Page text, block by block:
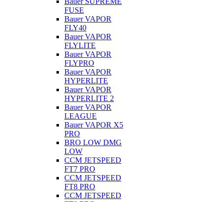
FUSE
Bauer VAPOR
FLY40
Bauer VAPOR
FLYLITE
Bauer VAPOR
FLYPRO
Bauer VAPOR
HYPERLITE
Bauer VAPOR
HYPERLITE 2
Bauer VAPOR
LEAGUE
Bauer VAPOR X5
PRO
BRO LOW DMG
LOW
CCM JETSPEED
FT7 PRO
CCM JETSPEED
FT8 PRO
CCM JETSPEED